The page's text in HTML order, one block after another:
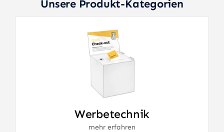
Unsere Produkt-Kategorien
Werbetechnik
mehr erfahren